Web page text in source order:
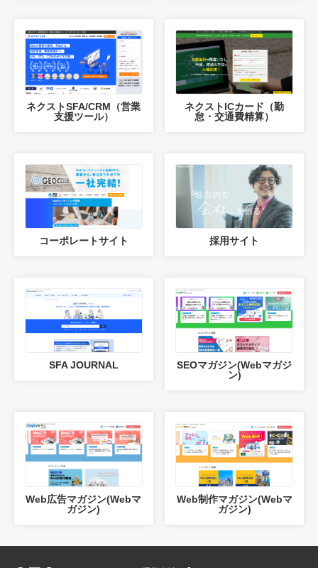
ネクストSFA/CRM（営業
支援ツール）
ネクストICカード（勤
怠・交通費精算）
コーポレートサイト 採用サイト
SFA JOURNAL
SEOマガジン(Webマガジ
ン)
Web広告マガジン(Webマ
ガジン)
Web制作マガジン(Webマ
ガジン)